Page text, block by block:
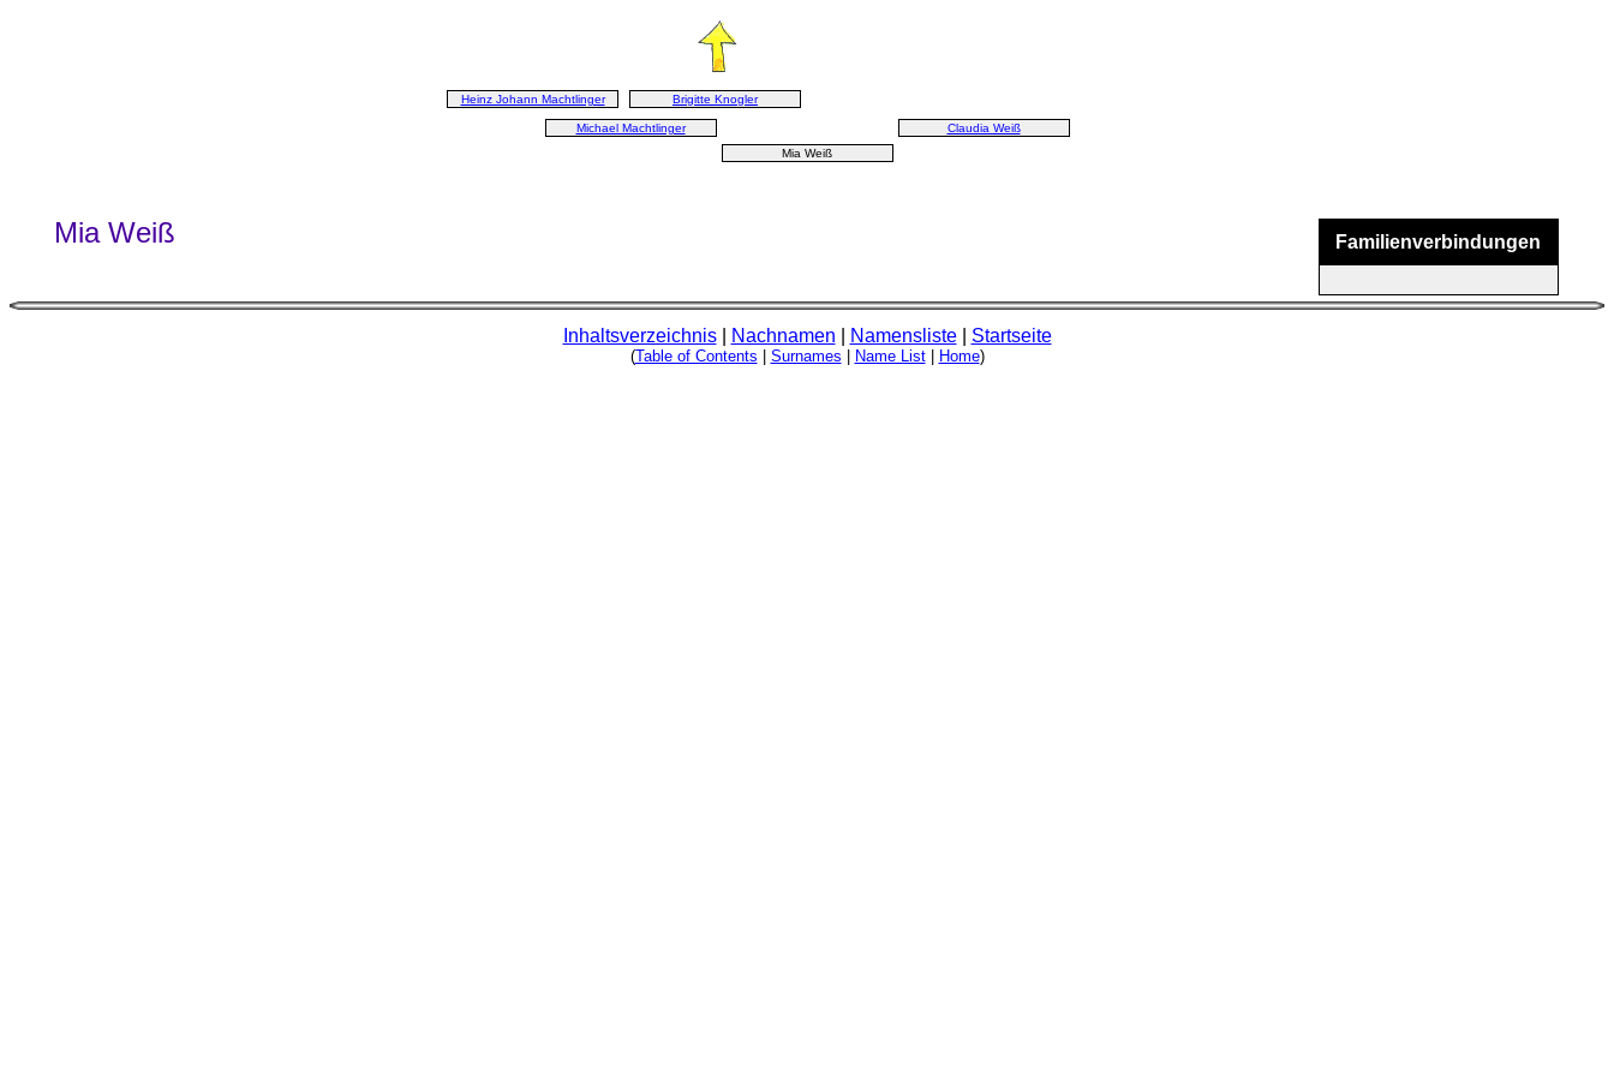
Heinz Johann Machtlinger Brigitte Knogler
Michael Machtlinger
Claudia Weiß
Mia Weiß
Familienverbindungen
Mia Weiß
Inhaltsverzeichnis| Nachnamen Namensliste| Startseite
(Table of Contents Surnames Name List| Home)